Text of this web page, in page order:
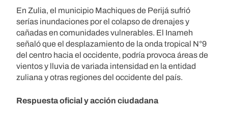
En Zulia, el municipio Machiques de Perijá sufrió
serías inundaciones por el colapso de drenajes y
cañadas en comunidades vulnerables. El Inameh
señaló que el desplazamiento de la onda tropical N°9
del centro hacia el occidente, podría provoca áreas de
vientos y lluvia de variada intensidad en la entidad
zuliana y otras regiones del occidente del país.
Respuesta oficial y acción ciudadana